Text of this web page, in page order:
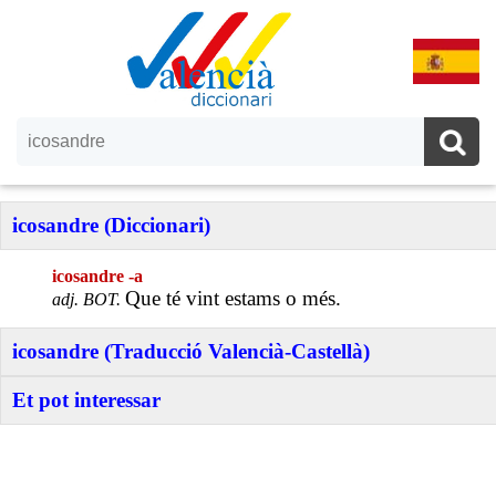
icosandre (Diccionari)
icosandre -a
adj. BOT.Que té vint estams o més.
icosandre (Traducció Valencià-Castellà)
Et pot interessar